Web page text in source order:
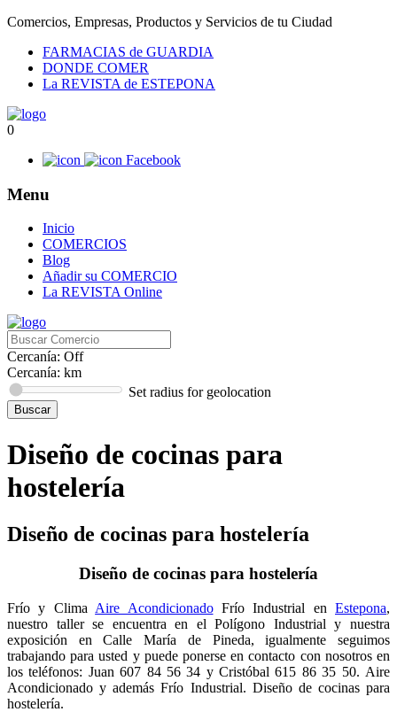
Comercios, Empresas, Productos y Servicios de tu Ciudad
FARMACIAS de GUARDIA
DONDE COMER
La REVISTA de ESTEPONA
0
Facebook
Menu
Inicio
COMERCIOS
Blog
Añadir su COMERCIO
La REVISTA Online
Cercanía: Off
Cercanía: km
Set radius for geolocation
Diseño de cocinas para
hostelería
Diseño de cocinas para hostelería
Diseño de cocinas para hostelería
Frío y Clima Aire AcondicionadoFrío Industrial en Estepona,
nuestro taller se encuentra en el Polígono Industrial y nuestra
exposición en Calle María de Pineda, igualmente seguimos
trabajando para usted y puede ponerse en contacto con nosotros en
los teléfonos: Juan 607 84 56 34 y Cristóbal 615 86 35 50. Aire
Acondicionado y además Frío Industrial. Diseño de cocinas para
hostelería.